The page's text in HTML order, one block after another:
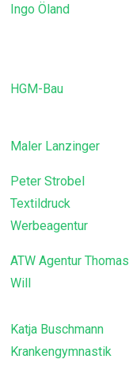
Ingo Öland
HGM-Bau
Maler Lanzinger
Peter Strobel
Textildruck
Werbeagentur
ATW Agentur Thomas
Will
Katja Buschmann
Krankengymnastik